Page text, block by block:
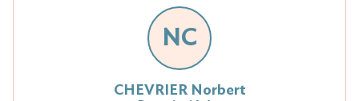
NC
CHEVRIER Norbert